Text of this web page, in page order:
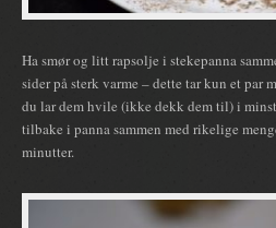
Ha smør og litt rapsolje i stekepanna
sider på sterk varme – dette tar kun et par
du lar dem hvile (ikke dekk dem til) i
tilbake i panna sammen med rikelige
minutter.